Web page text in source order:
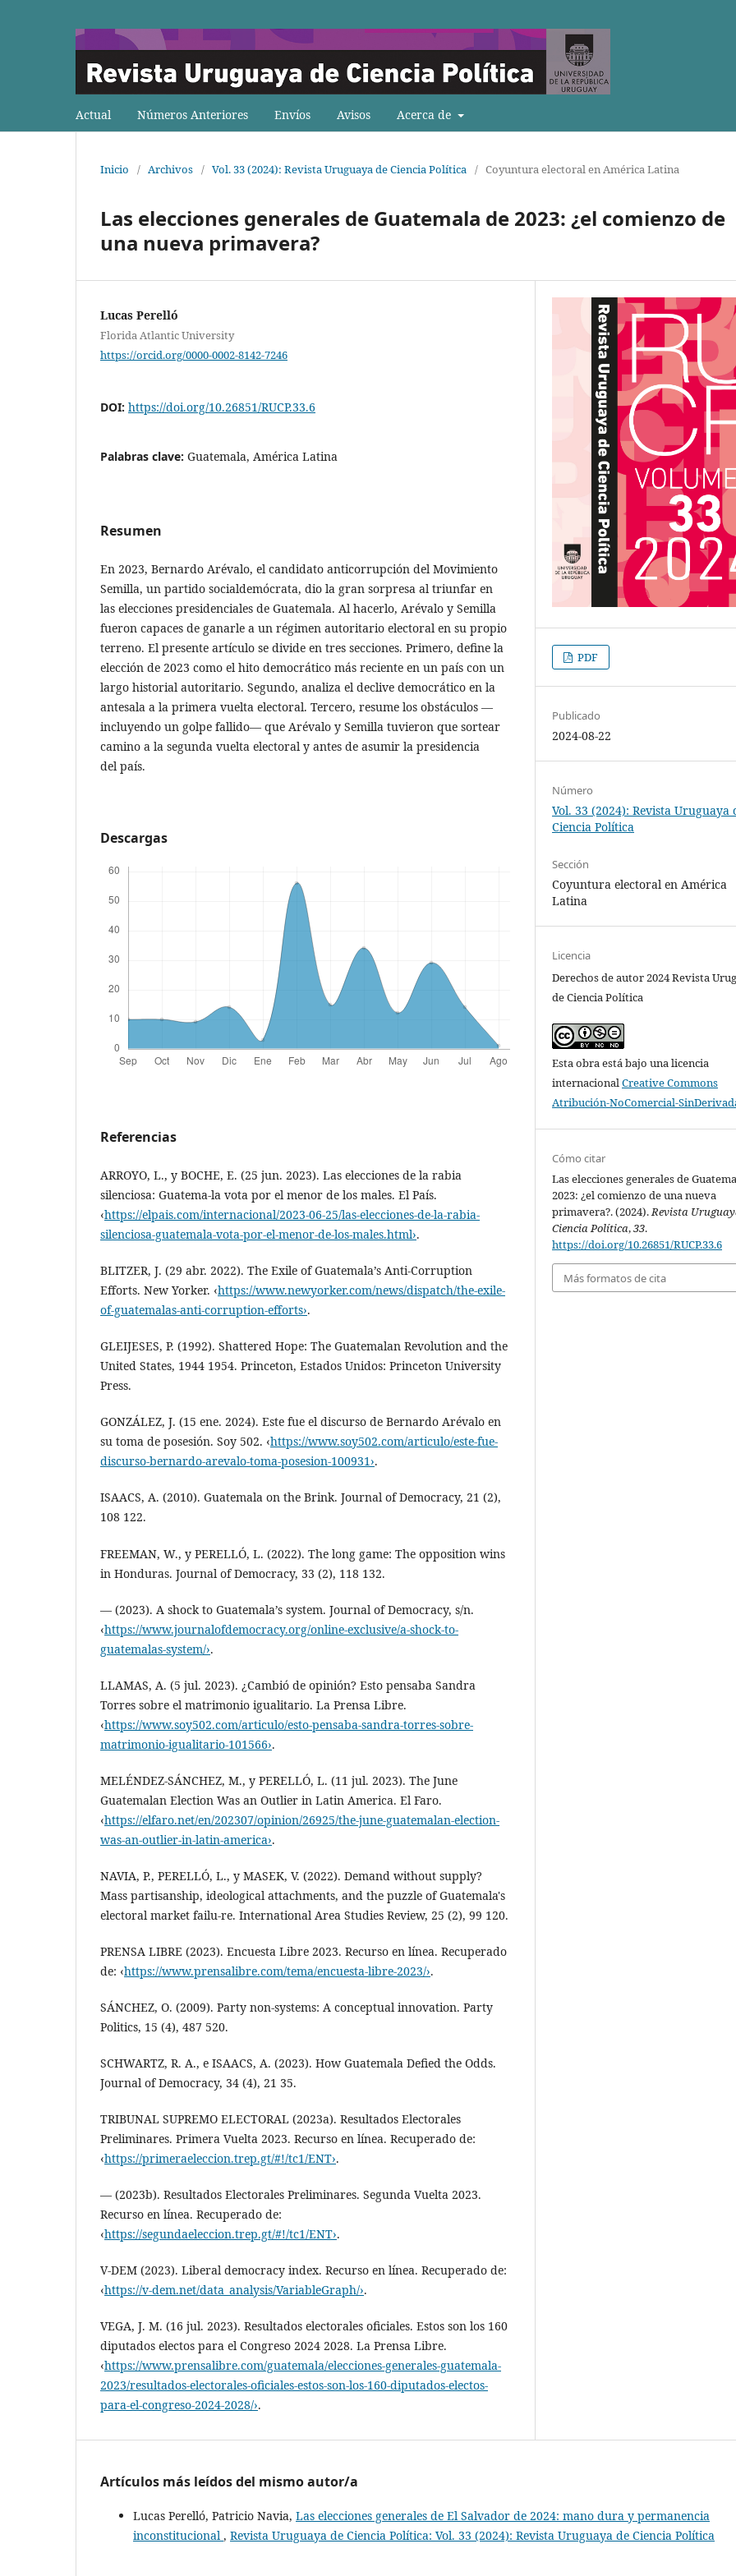
Actual Números Anteriores Envíos Avisos Acerca de
Inicio / Archivos / Vol. 33 (2024): Revista Uruguaya de Ciencia Política / Coyuntura electoral en América Latina
Las elecciones generales de Guatemala de 2023: ¿el comienzo de
una nueva primavera?
Lucas Perelló
Florida Atlantic University
https://orcid.org/0000-0002-8142-7246
DOI: https://doi.org/10.26851/RUCP.33.6
Palabras clave: Guatemala, América Latina
Resumen
En 2023, Bernardo Arévalo, el candidato anticorrupción del Movimiento
Semilla, un partido socialdemócrata, dio la gran sorpresa al triunfar en
las elecciones presidenciales de Guatemala. Al hacerlo, Arévalo y Semilla
fueron capaces de ganarle a un régimen autoritario electoral en su propio
terreno. El presente artículo se divide en tres secciones. Primero, define la
elección de 2023 como el hito democrático más reciente en un país con un
largo historial autoritario. Segundo, analiza el declive democrático en la
antesala a la primera vuelta electoral. Tercero, resume los obstáculos —
incluyendo un golpe fallido— que Arévalo y Semilla tuvieron que sortear
camino a la segunda vuelta electoral y antes de asumir la presidencia
del país.
Descargas
Referencias
ARROYO, L., y BOCHE, E. (25 jun. 2023). Las elecciones de la rabia
silenciosa: Guatema-la vota por el menor de los males. El País.
‹https://elpais.com/internacional/2023-06-25/las-elecciones-de-la-rabia-
silenciosa-guatemala-vota-por-el-menor-de-los-males.html›.
BLITZER, J. (29 abr. 2022). The Exile of Guatemala’s Anti-Corruption
Efforts. New Yorker. ‹https://www.newyorker.com/news/dispatch/the-exile-
of-guatemalas-anti-corruption-efforts›.
GLEIJESES, P. (1992). Shattered Hope: The Guatemalan Revolution and the
United States, 1944 1954. Princeton, Estados Unidos: Princeton University
Press.
GONZÁLEZ, J. (15 ene. 2024). Este fue el discurso de Bernardo Arévalo en
su toma de posesión. Soy 502. ‹https://www.soy502.com/articulo/este-fue-
discurso-bernardo-arevalo-toma-posesion-100931›.
ISAACS, A. (2010). Guatemala on the Brink. Journal of Democracy, 21 (2),
108 122.
FREEMAN, W., y PERELLÓ, L. (2022). The long game: The opposition wins
in Honduras. Journal of Democracy, 33 (2), 118 132.
— (2023). A shock to Guatemala’s system. Journal of Democracy, s/n.
‹https://www.journalofdemocracy.org/online-exclusive/a-shock-to-
guatemalas-system/›.
LLAMAS, A. (5 jul. 2023). ¿Cambió de opinión? Esto pensaba Sandra
Torres sobre el matrimonio igualitario. La Prensa Libre.
‹https://www.soy502.com/articulo/esto-pensaba-sandra-torres-sobre-
matrimonio-igualitario-101566›.
MELÉNDEZ-SÁNCHEZ, M., y PERELLÓ, L. (11 jul. 2023). The June
Guatemalan Election Was an Outlier in Latin America. El Faro.
‹https://elfaro.net/en/202307/opinion/26925/the-june-guatemalan-election-
was-an-outlier-in-latin-america›.
NAVIA, P., PERELLÓ, L., y MASEK, V. (2022). Demand without supply?
Mass partisanship, ideological attachments, and the puzzle of Guatemala's
electoral market failu-re. International Area Studies Review, 25 (2), 99 120.
PRENSA LIBRE (2023). Encuesta Libre 2023. Recurso en línea. Recuperado
de: ‹https://www.prensalibre.com/tema/encuesta-libre-2023/›.
SÁNCHEZ, O. (2009). Party non-systems: A conceptual innovation. Party
Politics, 15 (4), 487 520.
SCHWARTZ, R. A., e ISAACS, A. (2023). How Guatemala Defied the Odds.
Journal of Democracy, 34 (4), 21 35.
TRIBUNAL SUPREMO ELECTORAL (2023a). Resultados Electorales
Preliminares. Primera Vuelta 2023. Recurso en línea. Recuperado de:
‹https://primeraeleccion.trep.gt/#!/tc1/ENT›.
— (2023b). Resultados Electorales Preliminares. Segunda Vuelta 2023.
Recurso en línea. Recuperado de:
‹https://segundaeleccion.trep.gt/#!/tc1/ENT›.
V-DEM (2023). Liberal democracy index. Recurso en línea. Recuperado de:
‹https://v-dem.net/data_analysis/VariableGraph/›.
VEGA, J. M. (16 jul. 2023). Resultados electorales oficiales. Estos son los 160
diputados electos para el Congreso 2024 2028. La Prensa Libre.
‹https://www.prensalibre.com/guatemala/elecciones-generales-guatemala-
2023/resultados-electorales-oficiales-estos-son-los-160-diputados-electos-
para-el-congreso-2024-2028/›.
PDF
Publicado
2024-08-22
Número
Vol. 33 (2024): Revista Uruguaya
Ciencia Política
Sección
Coyuntura electoral en América
Latina
Licencia
Derechos de autor 2024 Revista
de Ciencia Política
Esta obra está bajo una licencia
internacionalCreative Commons
Atribución-NoComercial-
Cómo citar
Las elecciones generales de
2023: ¿el comienzo de una nueva
primavera?. (2024).Revista
Ciencia Política,33.
https://doi.org/10.26851/RUCP.33.6
Más formatos de cita
Artículos más leídos del mismo autor/a
Lucas Perelló, Patricio Navia, Las elecciones generales de El Salvador de 2024: mano dura y permanencia
inconstitucional , Revista Uruguaya de Ciencia Política: Vol. 33 (2024): Revista Uruguaya de Ciencia Política